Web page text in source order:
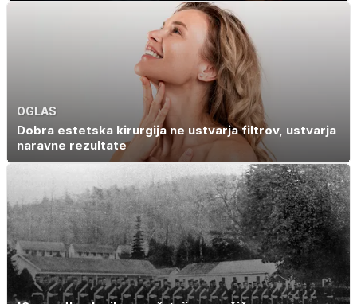
OGLAS
Dobra estetska kirurgija ne ustvarja filtrov, ustvarja
naravne rezultate